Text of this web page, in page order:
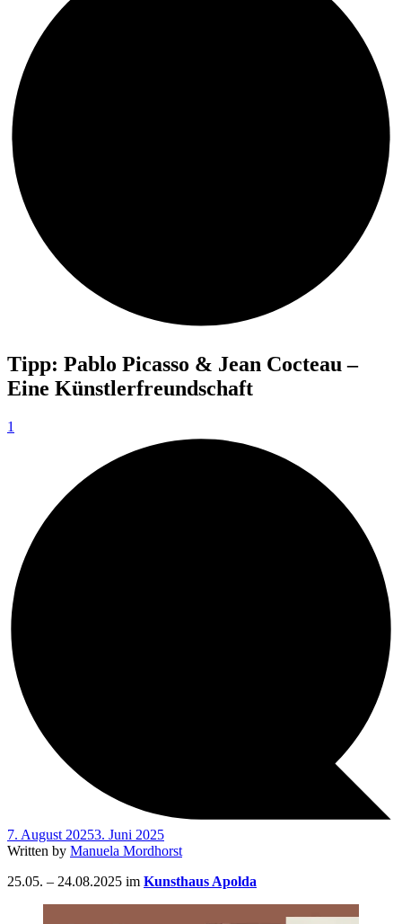
Material & Identity
Tipp: Pablo Picasso & Jean Cocteau –
Eine Künstlerfreundschaft
1
7. August 20253. Juni 2025
Written by Manuela Mordhorst
25.05. – 24.08.2025 im Kunsthaus Apolda